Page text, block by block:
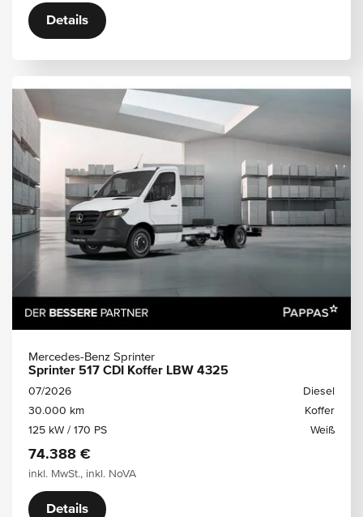
Details
Mercedes-Benz Sprinter
Sprinter 517 CDI Koffer LBW 4325
07/2026
Diesel
30.000 km
Koffer
125 kW / 170 PS
Weiß
74.388 €
inkl. MwSt., inkl. NoVA
Details